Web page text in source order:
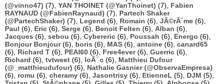
(@vinno47) (7), YAN THOINET (@YanThoinet) (7), Fabien
RAYNAUD (@FabienRaynaud) (7), Partech Shaker
(@PartechShaker) (7), Legend (6), Romain (6), JÃ©rÃ´me (6),
Paul (6), Eric (6), Serge (6), Benoit Felten (6), Alban (6),
Jacques (6), sebou (6), Cybereric (6), Poussah (6), Energo (6),
Bonjour Bonjour(6), boris (6), MAS (6), antoine (6), canard65
(6), Richard T (6), PEAI60 (6), Free4ever(6), Guerric (6),
Richard (6), tvtweet (6), loÃ¯c (6), Matthieu Dufour
(@_matthieudufour) (6), Nathalie Gasnier (@ObservaEmpresa)
(6), romu (6), cheramy (6), Jasontrisy (6), EtienneL (5), DJM (5),